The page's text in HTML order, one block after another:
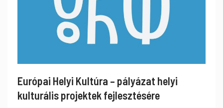
Európai Helyi Kultúra – pályázat helyi
kulturális projektek fejlesztésére